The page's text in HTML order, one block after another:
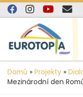
content
Skip to content
Domů » Projekty »
Mezinárodní den